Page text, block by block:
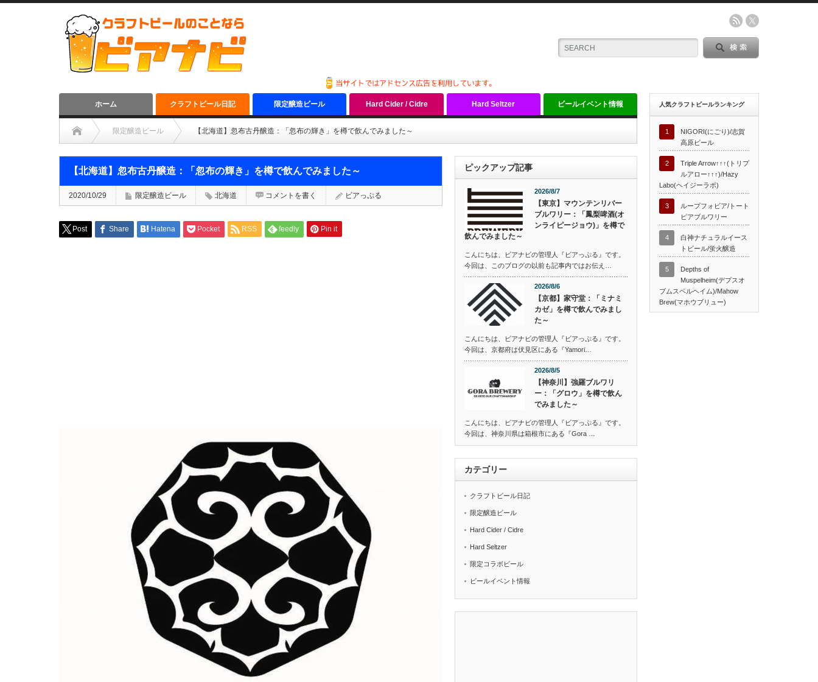
ホーム クラフトビール日記 限定醸造ビール Hard Cider / Cidre Hard Seltzer ビールイベント情報
限定醸造ビール 【北海道】忽布古丹醸造：「忽布の輝き」を樽で飲んでみました～
【北海道】忽布古丹醸造：「忽布の輝き」を樽で飲んでみました～
2020/10/29 限定醸造ビール 北海道 コメントを書く ビアっぷる
Post Share Hatena Pocket RSS feedly Pin it
ピックアップ記事
2026/8/7
【東京】マウンテンリバー
ブルワリー：「鳳梨啤酒(オ
ンライピージョウ)」を樽で
飲んでみました～
こんにちは、ビアナビの管理人『ビアっぷる』です。
今回は、このブログの以前も記事内ではお伝え…
2026/8/6
【京都】家守堂：「ミナミ
カゼ」を樽で飲んでみまし
た～
こんにちは、ビアナビの管理人『ビアっぷる』です。
今回は、京都府は伏見区にある『Yamori…
2026/8/5
【神奈川】強羅ブルワリ
ー：「グロウ」を樽で飲ん
でみました～
こんにちは、ビアナビの管理人『ビアっぷる』です。
今回は、神奈川県は箱根市にある『Gora …
カテゴリー
クラフトビール日記
限定醸造ビール
Hard Cider / Cidre
Hard Seltzer
限定コラボビール
ビールイベント情報
人気クラフトビールランキング
1
NIGORI(にごり)/志賀
高原ビール
2
Triple Arrow↑↑↑(トリプ
ルアロー↑↑↑)/Hazy
Labo(ヘイジーラボ)
3
ループフォビア/トート
ピアブルワリー
4
白神ナチュラルイース
トビール/蛍火醸造
5
Depths of
Muspelheim(デプスオ
ブムスペルヘイム)/Mahow
Brew(マホウブリュー)